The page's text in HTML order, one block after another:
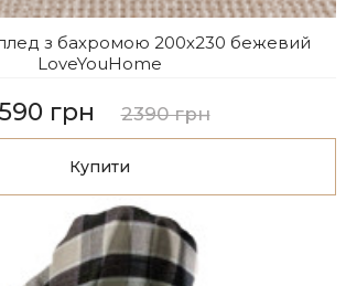
з бахромою 200х230 бежевий
LoveYouHome
грн 2390 грн
Купити